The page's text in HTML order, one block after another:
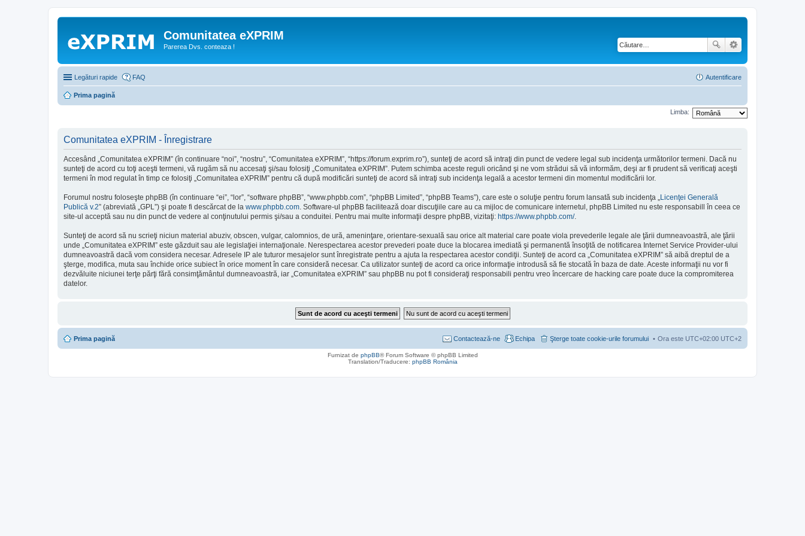
Comunitatea eXPRIM
Parerea Dvs. conteaza !
Legături rapide FAQ Autentificare
Prima pagină
Limba:
Comunitatea eXPRIM - Înregistrare
Accesând „Comunitatea eXPRIM” (în continuare “noi”, “nostru”, “Comunitatea eXPRIM”, “https://forum.exprim.ro”), sunteţi de acord să intraţi din punct de vedere legal sub incidenţa următorilor termeni. Dacă nu
sunteţi de acord cu toţi aceşti termeni, vă rugăm să nu accesaţi şi/sau folosiţi „Comunitatea eXPRIM”. Putem schimba aceste reguli oricând şi ne vom strădui să vă informăm, deşi ar fi prudent să verificaţi aceşti
termeni în mod regulat în timp ce folosiţi „Comunitatea eXPRIM” pentru că după modificări sunteţi de acord să intraţi sub incidenţa legală a acestor termeni din momentul modificării lor.
Forumul nostru foloseşte phpBB (în continuare “ei”, “lor”, “software phpBB”, “www.phpbb.com”, “phpBB Limited”, “phpBB Teams”), care este o soluţie pentru forum lansată sub incidenţa „Licenţei Generală
Publică v.2” (abreviată „GPL”) şi poate fi descărcat de la www.phpbb.com. Software-ul phpBB facilitează doar discuţiile care au ca mijloc de comunicare internetul, phpBB Limited nu este responsabill în ceea ce
site-ul acceptă sau nu din punct de vedere al conţinutului permis şi/sau a conduitei. Pentru mai multe informaţii despre phpBB, vizitaţi: https://www.phpbb.com/.
Sunteţi de acord să nu scrieţi niciun material abuziv, obscen, vulgar, calomnios, de ură, ameninţare, orientare-sexuală sau orice alt material care poate viola prevederile legale ale ţării dumneavoastră, ale ţării
unde „Comunitatea eXPRIM” este găzduit sau ale legislaţiei internaţionale. Nerespectarea acestor prevederi poate duce la blocarea imediată şi permanentă însoţită de notificarea Internet Service Provider-ului
dumneavoastră dacă vom considera necesar. Adresele IP ale tuturor mesajelor sunt înregistrate pentru a ajuta la respectarea acestor condiţii. Sunteţi de acord ca „Comunitatea eXPRIM” să aibă dreptul de a
şterge, modifica, muta sau închide orice subiect în orice moment în care consideră necesar. Ca utilizator sunteţi de acord ca orice informaţie introdusă să fie stocată în baza de date. Aceste informaţii nu vor fi
dezvăluite niciunei terţe părţi fără consimţământul dumneavoastră, iar „Comunitatea eXPRIM” sau phpBB nu pot fi consideraţi responsabili pentru vreo încercare de hacking care poate duce la compromiterea
datelor.
Prima pagină Ora este UTC+02:00 UTC+2
Şterge toate cookie-urile forumului
Echipa
Contactează-ne
Furnizat de phpBB® Forum Software © phpBB Limited
Translation/Traducere: phpBB România